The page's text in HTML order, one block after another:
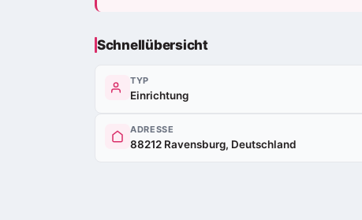
Schnellübersicht
TYP
Einrichtung
ADRESSE
88212 Ravensburg, Deutschland